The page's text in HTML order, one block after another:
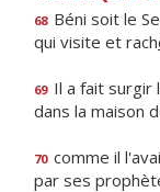
68 Béni soit le
qui visite et rach
69 Il a fait surgir
dans la maison
70 comme il
par ses